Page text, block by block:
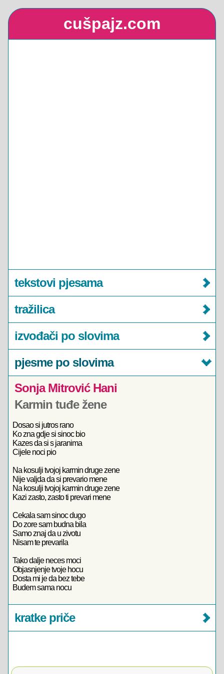
cušpajz.com
tekstovi pjesama
tražilica
izvođači po slovima
pjesme po slovima
Sonja Mitrović Hani
Karmin tuđe žene
Dosao si jutros rano
Ko zna gdje si sinoc bio
Kazes da si s jaranima
Cijele noci pio
Na kosulji tvojoj karmin druge zene
Nije valjda da si prevario mene
Na kosulji tvojoj karmin druge zene
Kazi zasto, zasto ti prevari mene
Cekala sam sinoc dugo
Do zore sam budna bila
Samo znaj da u zivotu
Nisam te prevarila
Tako dalje neces moci
Objasnjenje tvoje hocu
Dosta mi je da bez tebe
Budem sama nocu
kratke priče